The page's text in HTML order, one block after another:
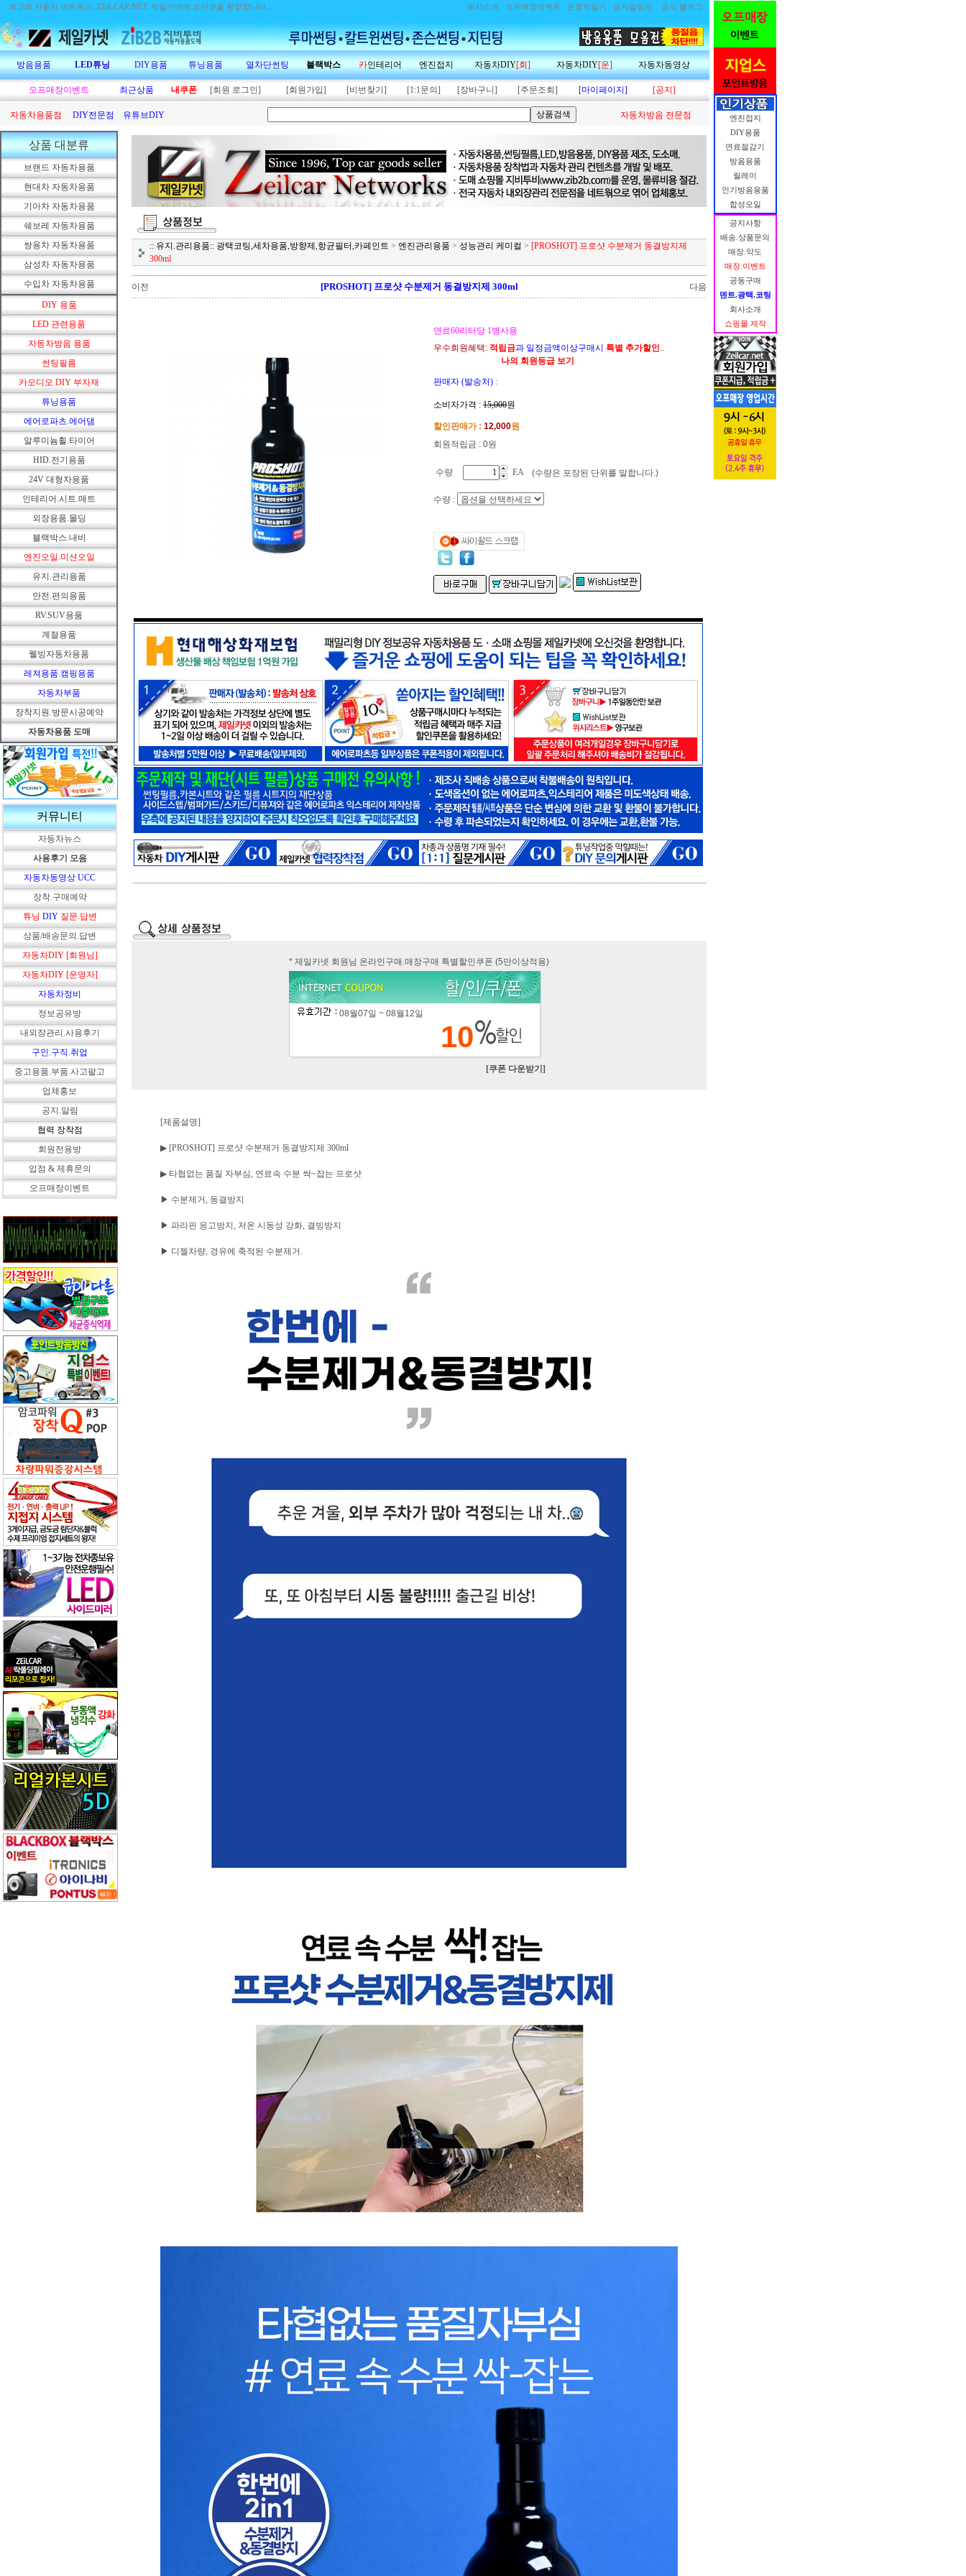
최고의 자동차 네트웍스, ZEiLCAR.NET. 제일카넷에 오신것을 환영합니다..... 회사소개 오프매장이벤트 운영자일기 공지알림란 공식 블로그
방음용품 LED튜닝 DIY용품 튜닝용품 열차단썬팅 블랙박스 카인테리어 엔진접지 자동차DIY[회] 자동차DIY[운] 자동차동영상
오프매장이벤트 최근상품 내쿠폰 [회원 로그인] [회원가입] [비번찾기] [1:1문의] [장바구니] [주문조회] [마이페이지] [공지]
자동차용품점 DIY전문점 유튜브DIY 자동차방음 전문점
상품 대분류
브랜드 자동차용품
현대차 자동차용품
기아차 자동차용품
쉐보레 자동차용품
쌍용차 자동차용품
삼성차 자동차용품
수입차 자동차용품
DIY 용품
LED 관련용품
자동차방음 용품
썬팅필름
카오디오 DIY 부자재
튜닝용품
에어로파츠.에어댐
알루미늄휠.타이어
HID.전기용품
24V 대형차용품
인테리어.시트.매트
외장용품.몰딩
블랙박스.내비
엔진오일.미션오일
유지.관리용품
안전.편의용품
RV.SUV용품
계절용품
웰빙자동차용품
레져용품.캠핑용품
자동차부품
장착지원.방문시공예약
자동차용품 도매
커뮤니티
자동차뉴스
사용후기 모음
자동차동영상 UCC
장착.구매예약
튜닝 DIY 질문.답변
상품/배송문의.답변
자동차DIY [회원님]
자동차DIY [운영자]
자동차정비
정보공유방
내외장관리.사용후기
구인.구직.취업
중고용품.부품 사고팔고
업체홍보
공지.알림
협력 장착점
회원전용방
입점 & 제휴문의
오프매장이벤트
:: 유지.관리용품:: 광택코팅,세차용품,방향제,항균필터,카페인트 > 엔진관리용품 > 성능관리 케미컬 > [PROSHOT] 프로샷 수분제거 동결방지제
300ml
이전 [PROSHOT] 프로샷 수분제거 동결방지제 300ml 다음
연료60리터당 1병사용
우수회원혜택: 적립금과 일정금액이상구매시 특별 추가할인..
나의 회원등급 보기
판매자 (발송처) :
소비자가격 : 15,000원
할인판매가 : 12,000원
회원적립금 : 0원
수량 EA (수량은 포장된 단위를 말합니다.)
수량 :
* 제일카넷 회원님 온라인구매.매장구매 특별할인쿠폰 (5만이상적용)
08월07일 ~ 08월12일
10
[쿠폰 다운받기]
[제품설명]
▶ [PROSHOT] 프로샷 수분제거 동결방지제 300ml
▶ 타협없는 품질 자부심, 연료속 수분 싹~잡는 프로샷
▶ 수분제거, 동결방지
▶ 파라핀 응고방지, 저온 시동성 강화, 결빙방지
▶ 디젤차량, 경유에 축적된 수분제거.
엔진접지
DIY용품
연료절감기
방음용품
릴레이
인기방음용품
합성오일
공지사항
배송.상품문의
매장.약도
매장.이벤트
공동구매
덴트.광택.코팅
회사소개
쇼핑몰 제작